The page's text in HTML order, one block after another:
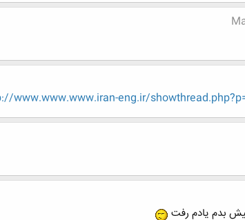
www.www.www.iran-eng.ir/
بدم یادم رفت